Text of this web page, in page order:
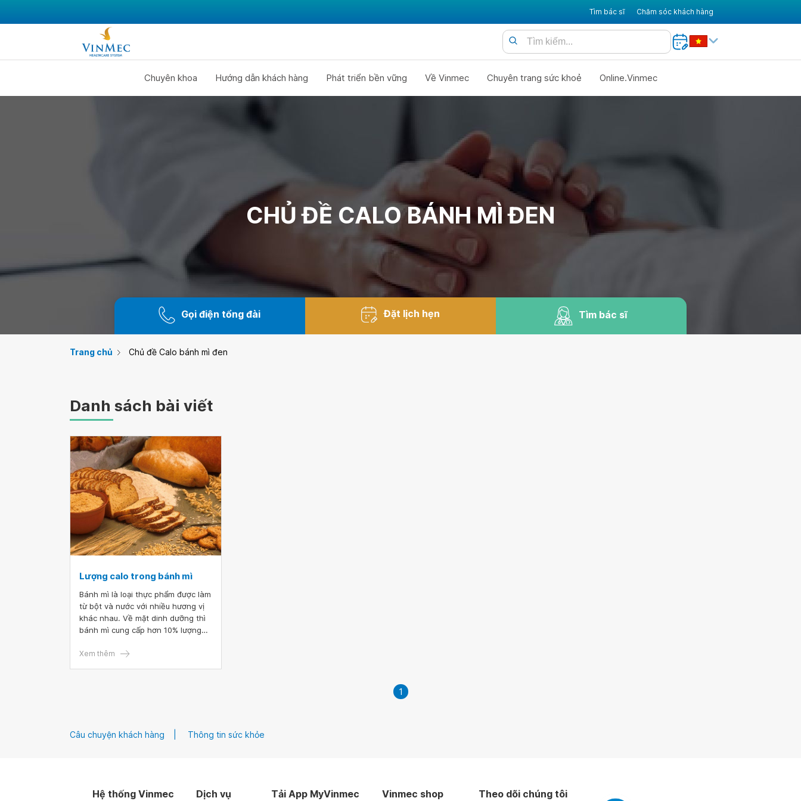
Tìm bác sĩ Chăm sóc khách hàng
Chuyên khoa Hướng dẫn khách hàng Phát triển bền vững Về Vinmec Chuyên trang sức khoẻ Online.Vinmec
CHỦ ĐỀ CALO BÁNH MÌ ĐEN
Gọi điện tổng đài Đặt lịch hẹn Tìm bác sĩ
Trang chủ Chủ đề Calo bánh mì đen
Danh sách bài viết
Lượng calo trong bánh mì
Bánh mì là loại thực phẩm được làm
từ bột và nước với nhiều hương vị
khác nhau. Về mặt dinh dưỡng thì
bánh mì cung cấp hơn 10% lượng
Xem thêm
1
Câu chuyện khách hàng Thông tin sức khỏe
Hệ thống Vinmec Dịch vụ Tải App MyVinmec Vinmec shop Theo dõi chúng tôi